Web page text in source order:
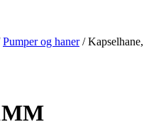
Pumper og haner/Kapselhane,